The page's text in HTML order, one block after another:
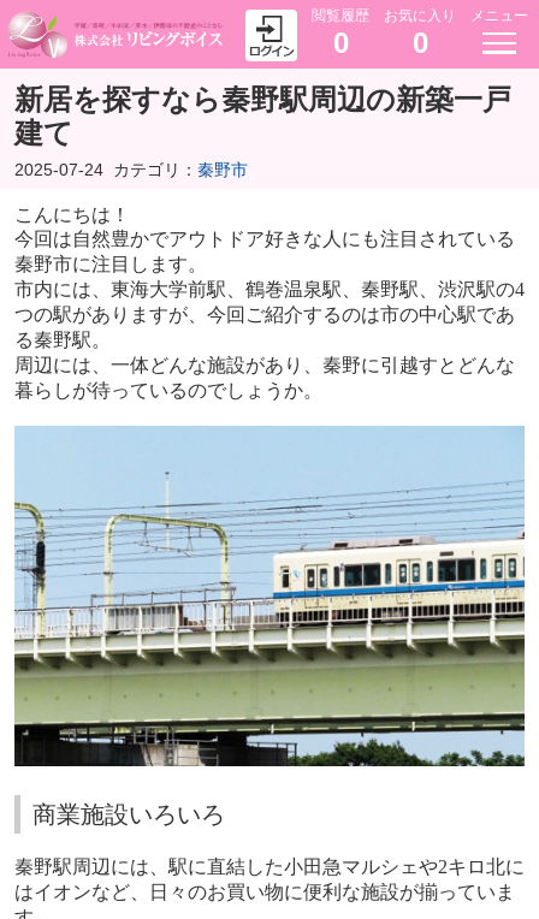
閲覧履歴
0
お気に入り
0
メニュー
新居を探すなら秦野駅周辺の新築一戸
建て
2025-07-24 カテゴリ： 秦野市
こんにちは！
今回は自然豊かでアウトドア好きな人にも注目されている
秦野市に注目します。
市内には、東海大学前駅、鶴巻温泉駅、秦野駅、渋沢駅の4
つの駅がありますが、今回ご紹介するのは市の中心駅であ
る秦野駅。
周辺には、一体どんな施設があり、秦野に引越すとどんな
暮らしが待っているのでしょうか。
商業施設いろいろ
秦野駅周辺には、駅に直結した小田急マルシェや2キロ北に
はイオンなど、日々のお買い物に便利な施設が揃っていま